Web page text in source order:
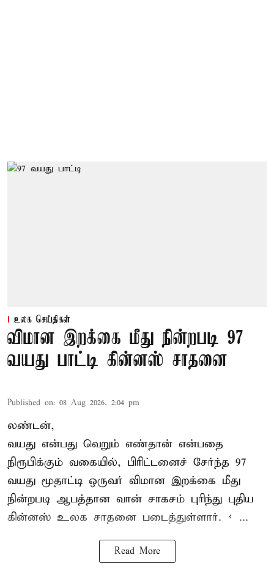
உலக செய்திகள்
விமான இறக்கை மீது நின்றபடி 97
வயது பாட்டி கின்னஸ் சாதனை
Published on: 08 Aug 2026, 2:04 pm
லண்டன்,
வயது என்பது வெறும் எண்தான் என்பதை
நிரூபிக்கும் வகையில், பிரிட்டனைச் சேர்ந்த 97
வயது மூதாட்டி ஒருவர் விமான இறக்கை மீது
நின்றபடி ஆபத்தான வான் சாகசம் புரிந்து புதிய
கின்னஸ் உலக சாதனை படைத்துள்ளார். < ...
Read More